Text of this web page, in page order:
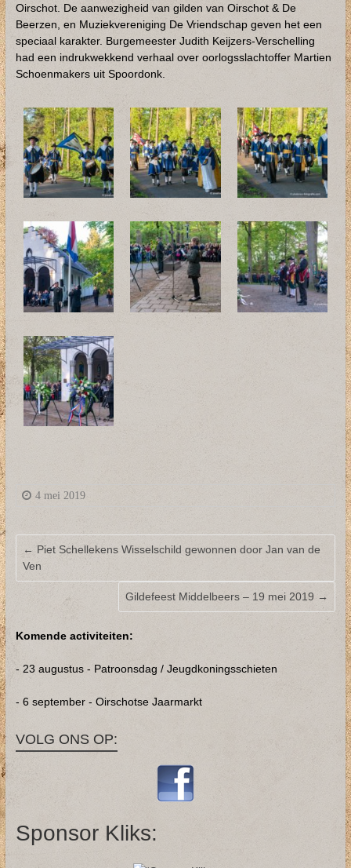
Oirschot. De aanwezigheid van gilden van Oirschot & De
Beerzen, en Muziekvereniging De Vriendschap geven het een
speciaal karakter. Burgemeester Judith Keijzers-Verschelling
had een indrukwekkend verhaal over oorlogsslachtoffer Martien
Schoenmakers uit Spoordonk.
4 mei 2019
← Piet Schellekens Wisselschild gewonnen door Jan van de
Ven
Gildefeest Middelbeers – 19 mei 2019 →
Komende activiteiten:
- 23 augustus - Patroonsdag / Jeugdkoningsschieten
- 6 september - Oirschotse Jaarmarkt
VOLG ONS OP:
Sponsor Kliks: